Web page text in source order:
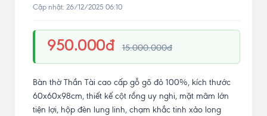
Cập nhật: 26/12/2025 06:10
950.000đ 15.000.000đ
Bàn thờ Thần Tài cao cấp gỗ gõ đỏ 100%, kích thước
60x60x98cm, thiết kế cột rồng uy nghi, mặt mâm lớn
tiện lợi, hộp đèn lung linh, chạm khắc tinh xảo long